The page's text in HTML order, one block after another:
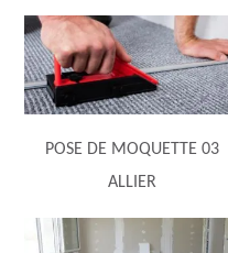
POSE DE MOQUETTE 03
ALLIER